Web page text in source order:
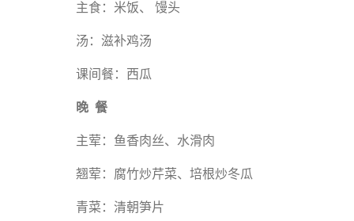
主食：米饭、 馒头
汤：滋补鸡汤
课间餐：西瓜
晚 餐
主荤：鱼香肉丝、水滑肉
翘荤：腐竹炒芹菜、培根炒冬瓜
青菜：清朝笋片